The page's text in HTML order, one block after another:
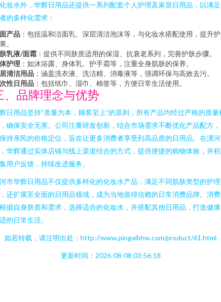
妆水外，华辉日用品还提供一系列配套个人护理及家居日用品，以满
的多样化需求：
产品 ：包括温和洁面乳、深层清洁泡沫等，与化妆水搭配使用，提升
。
乳液/面霜 ：提供不同肤质适用的保湿、抗衰老系列，完善护肤步骤。
护理 ：如沐浴露、身体乳、护手霜等，注重全身肌肤的保养。
清洁用品 ：涵盖洗衣液、洗洁精、消毒液等，强调环保与高效去污。
性日用品 ：包括纸巾、湿巾、棉签等，方便日常生活使用。
、品牌理念与优势
日用品坚持“质量为本，顾客至上”的原则，所有产品均经过严格的质量
确保安全无害。公司注重研发创新，结合市场需求不断优化产品配方
持亲民的价格定位，旨在让更多消费者享受到高品质的日用品。在漯
华辉通过实体店铺与线上渠道结合的方式，提供便捷的购物体验，并
用户反馈，持续改进服务。
市华辉日用品不仅提供多样化的化妆水产品，满足不同肌肤类型的护
还扩展至全面的日用品领域，成为当地值得信赖的日常消费品牌。消
据自身肤质和需求，选择适合的化妆水，并搭配其他日用品，打造健
的日常生活。
如若转载，请注明出处：http://www.pingxibhw.com/product/61.html
更新时间：2026-08-08 03:56:18